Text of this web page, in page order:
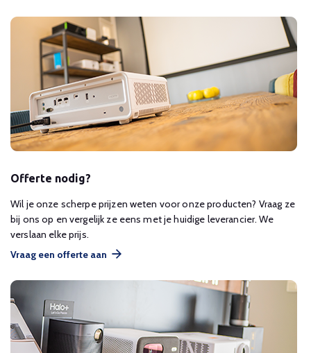
Offerte nodig?
Wil je onze scherpe prijzen weten voor onze producten? Vraag ze
bij ons op en vergelijk ze eens met je huidige leverancier. We
verslaan elke prijs.
Vraag een offerte aan